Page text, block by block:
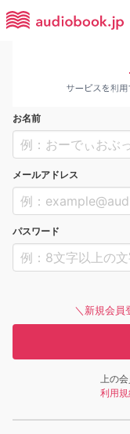
お名前
メールアドレス
パスワード
＼新規会員
上の
利用